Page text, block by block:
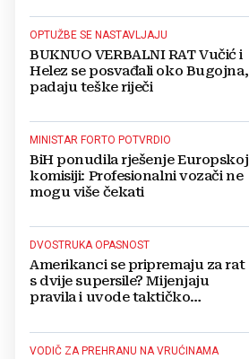
OPTUŽBE SE NASTAVLJAJU
BUKNUO VERBALNI RAT Vučić i
Helez se posvađali oko Bugojna,
padaju teške riječi
MINISTAR FORTO POTVRDIO
BiH ponudila rješenje Europskoj
komisiji: Profesionalni vozači ne
mogu više čekati
DVOSTRUKA OPASNOST
Amerikanci se pripremaju za rat
s dvije supersile? Mijenjaju
pravila i uvode taktičko
VODIČ ZA PREHRANU NA VRUĆINAMA